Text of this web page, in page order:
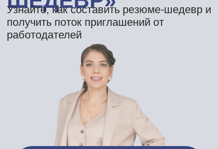
УЧАСТВОВАТЬ
ЧТО ВЫ ПОЛУЧИТЕ: